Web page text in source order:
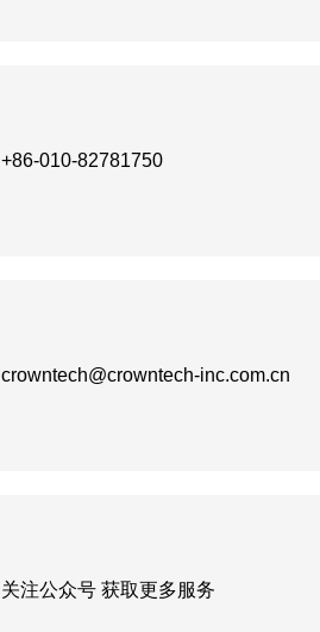
+86-010-82781750
crowntech@crowntech-inc.com.cn
关注公众号 获取更多服务